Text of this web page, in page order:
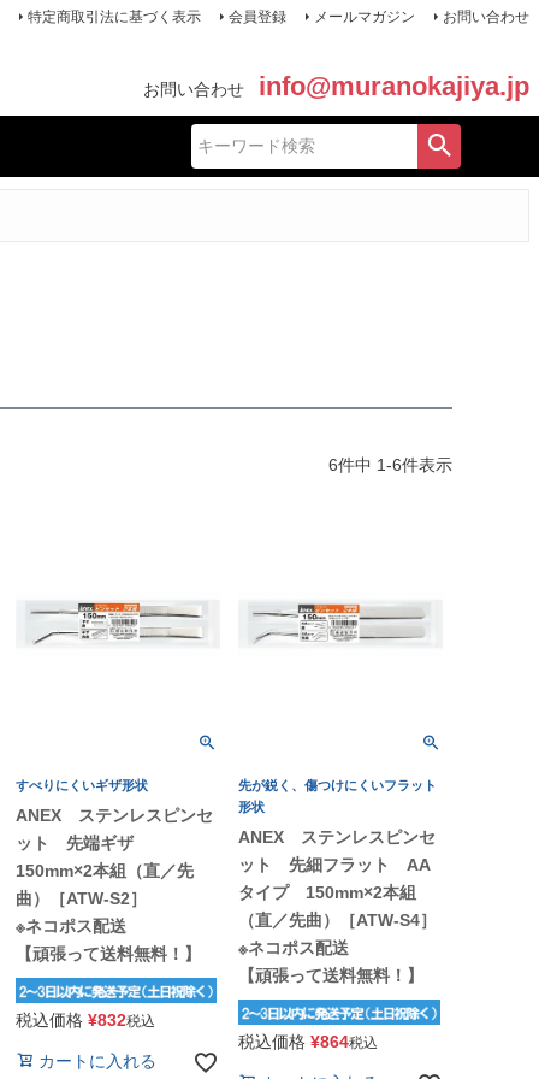
特定商取引法に基づく表示 会員登録 メールマガジン お問い合わせ
お問い合わせ info@muranokajiya.jp
6件中 1-6件表示
すべりにくいギザ形状
ANEX ステンレスピンセ
ット 先端ギザ
150mm×2本組（直／先
曲）［ATW-S2］
※ネコポス配送
【頑張って送料無料！】
税込価格 ¥832税込
カートに入れる
先が鋭く、傷つけにくいフラット
形状
ANEX ステンレスピンセ
ット 先細フラット AA
タイプ 150mm×2本組
（直／先曲）［ATW-S4］
※ネコポス配送
【頑張って送料無料！】
税込価格 ¥864税込